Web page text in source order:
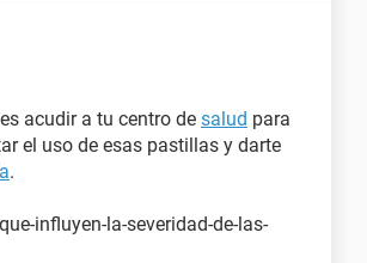
acudir a tu centro de salud para
el uso de esas pastillas y darte
.
influyen-la-severidad-de-las-